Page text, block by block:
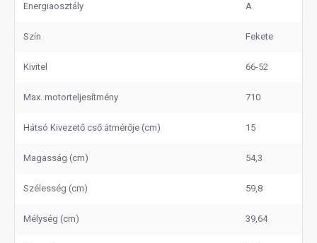
Energiaosztály A
Szín Fekete
Kivitel 66-52
Max. motorteljesítmény 710
Hátsó Kivezető cső átmérője (cm) 15
Magasság (cm) 54,3
Szélesség (cm) 59,8
Mélység (cm) 39,64